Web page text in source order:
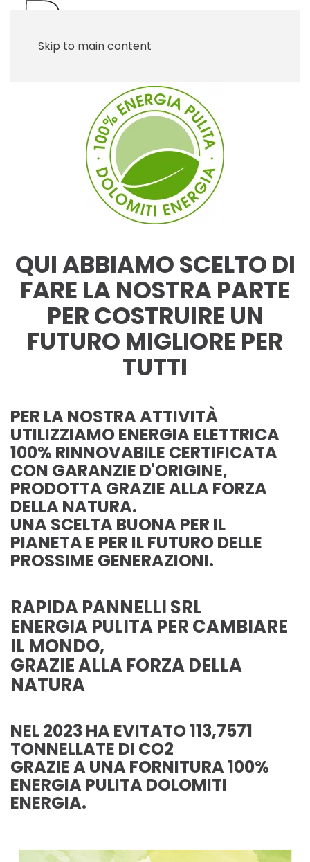
Skip to main content
QUI ABBIAMO SCELTO DI
FARE LA NOSTRA PARTE
PER COSTRUIRE UN
FUTURO MIGLIORE PER
TUTTI
PER LA NOSTRA ATTIVITÀ
UTILIZZIAMO ENERGIA ELETTRICA
100% RINNOVABILE CERTIFICATA
CON GARANZIE D'ORIGINE,
PRODOTTA GRAZIE ALLA FORZA
DELLA NATURA.
UNA SCELTA BUONA PER IL
PIANETA E PER IL FUTURO DELLE
PROSSIME GENERAZIONI.
RAPIDA PANNELLI SRL
ENERGIA PULITA PER CAMBIARE
IL MONDO,
GRAZIE ALLA FORZA DELLA
NATURA
NEL 2023 HA EVITATO 113,7571
TONNELLATE DI CO2
GRAZIE A UNA FORNITURA 100%
ENERGIA PULITA DOLOMITI
ENERGIA.